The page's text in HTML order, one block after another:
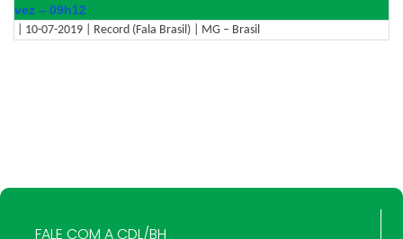
vez – 09h12
| 10-07-2019 | Record (Fala Brasil) | MG – Brasil
FALE COM A CDL/BH